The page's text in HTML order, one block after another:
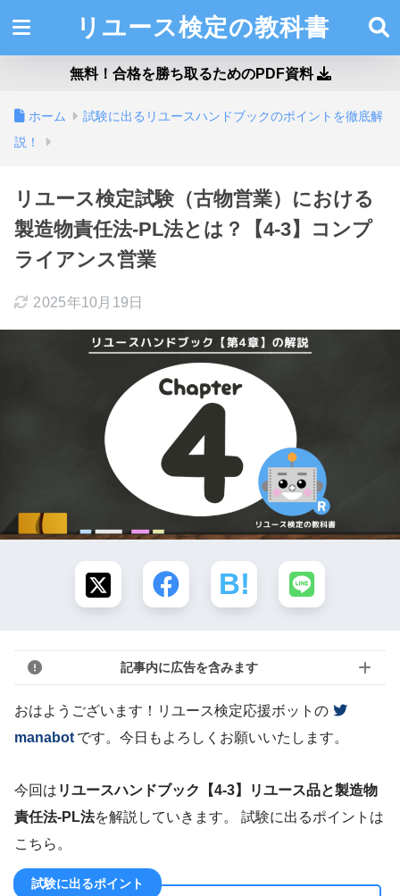
リユース検定の教科書
無料！合格を勝ち取るためのPDF資料
ホーム
試験に出るリユースハンドブックのポイントを徹底解
説！
リユース検定試験（古物営業）における
製造物責任法-PL法とは？【4-3】コンプ
ライアンス営業
2025年10月19日
記事内に広告を含みます
おはようございます！リユース検定応援ボットの
manabot です。今日もよろしくお願いいたします。
今回は リユースハンドブック【4-3】リユース品と製造物
責任法-PL法を解説していきます。 試験に出るポイントは
こちら。
試験に出るポイント